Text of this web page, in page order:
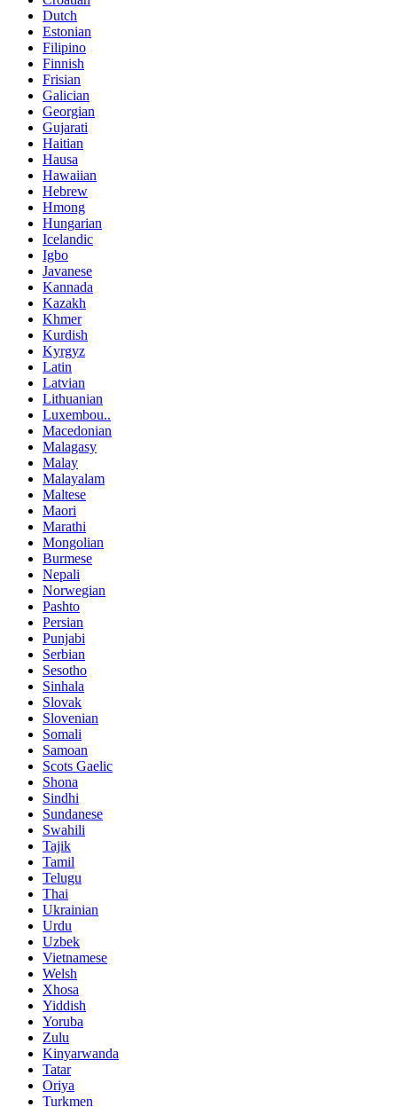
Dutch
Estonian
Filipino
Finnish
Frisian
Galician
Georgian
Gujarati
Haitian
Hausa
Hawaiian
Hebrew
Hmong
Hungarian
Icelandic
Igbo
Javanese
Kannada
Kazakh
Khmer
Kurdish
Kyrgyz
Latin
Latvian
Lithuanian
Luxembou..
Macedonian
Malagasy
Malay
Malayalam
Maltese
Maori
Marathi
Mongolian
Burmese
Nepali
Norwegian
Pashto
Persian
Punjabi
Serbian
Sesotho
Sinhala
Slovak
Slovenian
Somali
Samoan
Scots Gaelic
Shona
Sindhi
Sundanese
Swahili
Tajik
Tamil
Telugu
Thai
Ukrainian
Urdu
Uzbek
Vietnamese
Welsh
Xhosa
Yiddish
Yoruba
Zulu
Kinyarwanda
Tatar
Oriya
Turkmen